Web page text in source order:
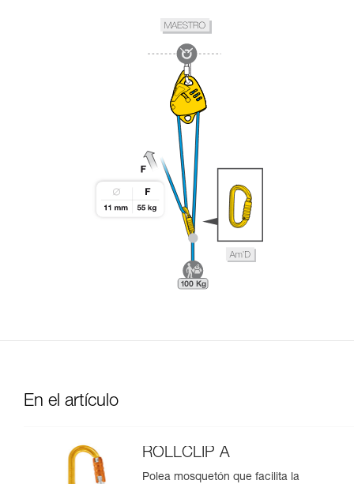
En el artículo
ROLLCLIP A
Polea mosquetón que facilita la